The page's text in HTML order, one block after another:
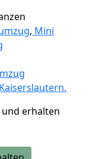
, Mini
und erhalten